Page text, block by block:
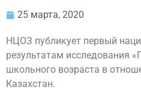
25 марта, 2020
НЦОЗ публикует первый
результатам исследования
школьного возраста в
Казахстан.